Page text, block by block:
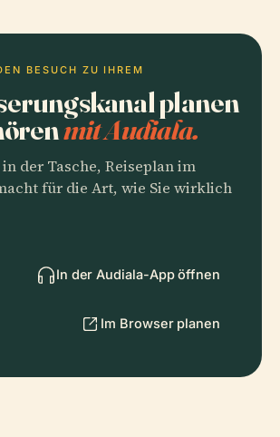
BESUCH ZU IHREM
planen
mit Audiala.
der Tasche, Reiseplan im
für die Art, wie Sie wirklich
In der Audiala-App öffnen
Im Browser planen